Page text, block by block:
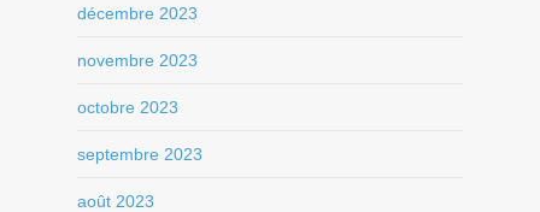
décembre 2023
novembre 2023
octobre 2023
septembre 2023
août 2023